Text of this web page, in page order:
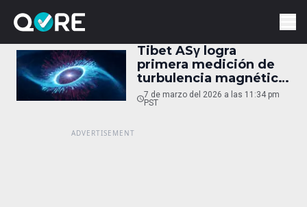
Tibet ASγ logra
primera medición de
turbulencia magnética
sub-pársec
7 de marzo del 2026 a las 11:34 pm
PST